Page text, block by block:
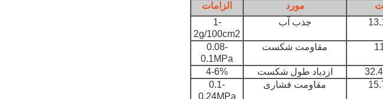
مورد
الزامات
جذب آب
1-
2g/100cm2
مقاومت شکست
0.08-
0.1MPa
ازدیاد طول شکست
4-6%
مقاومت فشاری
0.1-
0.24MPa